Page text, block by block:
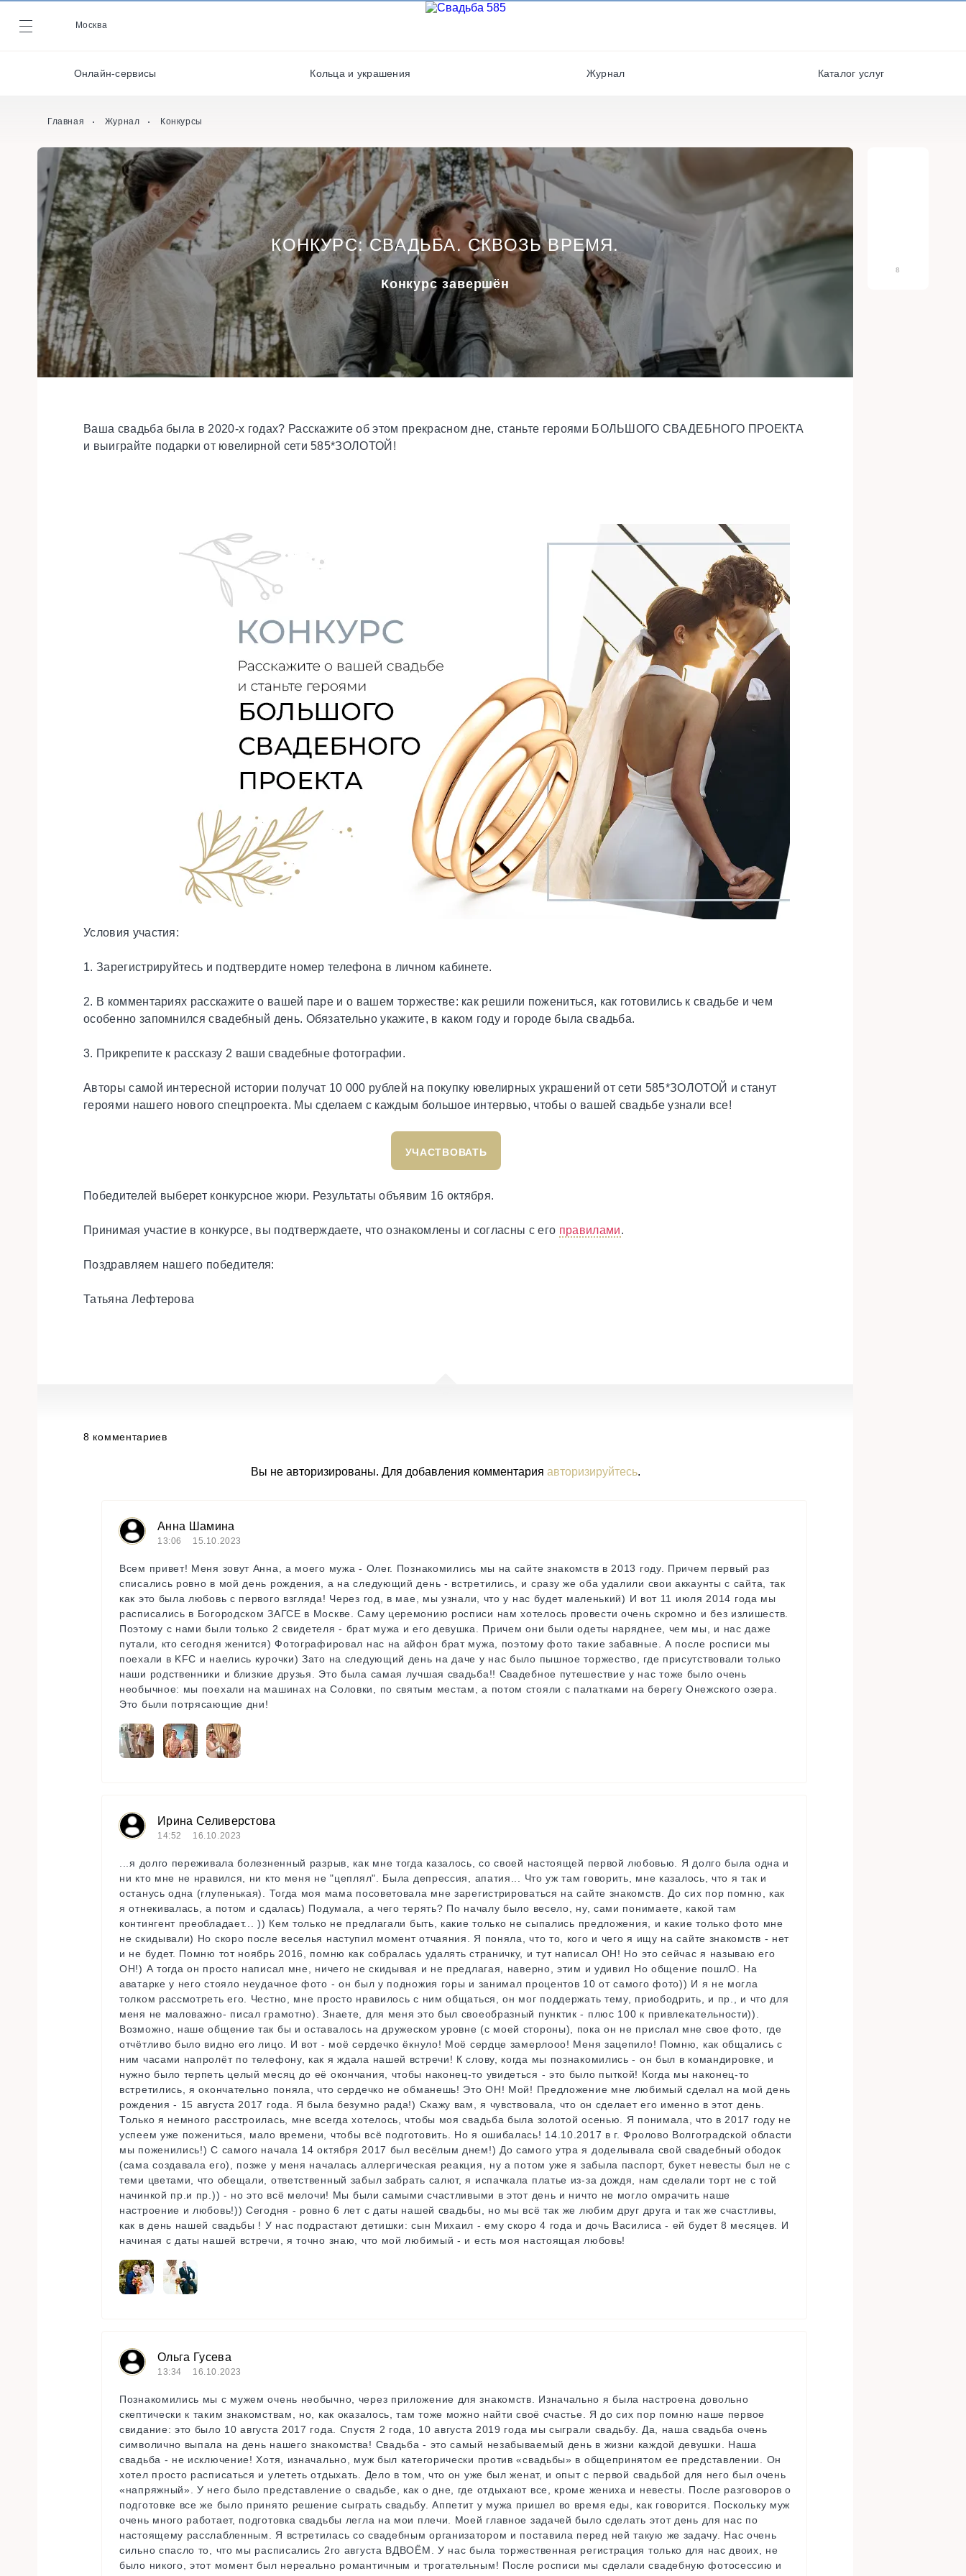
Москва
Онлайн-сервисы Кольца и украшения Журнал Каталог услуг
Журнал
Онлайн-сервисы
Свадебные платья/
Хореографы
Главная Журнал Конкурсы
КОНКУРС: СВАДЬБА. СКВОЗЬ ВРЕМЯ.
Конкурс завершён
Ваша свадьба была в 2020-х годах? Расскажите об этом прекрасном дне, станьте героями БОЛЬШОГО СВАДЕБНОГО ПРОЕКТА
и выиграйте подарки от ювелирной сети 585*ЗОЛОТОЙ!
Условия участия:
1. Зарегистрируйтесь и подтвердите номер телефона в личном кабинете.
2. В комментариях расскажите о вашей паре и о вашем торжестве: как решили пожениться, как готовились к свадьбе и чем
особенно запомнился свадебный день. Обязательно укажите, в каком году и городе была свадьба.
3. Прикрепите к рассказу 2 ваши свадебные фотографии.
Авторы самой интересной истории получат 10 000 рублей на покупку ювелирных украшений от сети 585*ЗОЛОТОЙ и станут
героями нашего нового спецпроекта. Мы сделаем с каждым большое интервью, чтобы о вашей свадьбе узнали все!
УЧАСТВОВАТЬ
Победителей выберет конкурсное жюри. Результаты объявим 16 октября.
Принимая участие в конкурсе, вы подтверждаете, что ознакомлены и согласны с его правилами.
Поздравляем нашего победителя:
Татьяна Лефтерова
8 комментариев
Вы не авторизированы. Для добавления комментария авторизируйтесь.
Анна Шамина
13:06 15.10.2023
Всем привет! Меня зовут Анна, а моего мужа - Олег. Познакомились мы на сайте знакомств в 2013 году. Причем первый раз
списались ровно в мой день рождения, а на следующий день - встретились, и сразу же оба удалили свои аккаунты с сайта, так
как это была любовь с первого взгляда! Через год, в мае, мы узнали, что у нас будет маленький) И вот 11 июля 2014 года мы
расписались в Богородском ЗАГСЕ в Москве. Саму церемонию росписи нам хотелось провести очень скромно и без излишеств.
Поэтому с нами были только 2 свидетеля - брат мужа и его девушка. Причем они были одеты наряднее, чем мы, и нас даже
путали, кто сегодня женится) Фотографировал нас на айфон брат мужа, поэтому фото такие забавные. А после росписи мы
поехали в KFC и наелись курочки) Зато на следующий день на даче у нас было пышное торжество, где присутствовали только
наши родственники и близкие друзья. Это была самая лучшая свадьба!! Свадебное путешествие у нас тоже было очень
необычное: мы поехали на машинах на Соловки, по святым местам, а потом стояли с палатками на берегу Онежского озера.
Это были потрясающие дни!
Ирина Селиверстова
14:52 16.10.2023
...я долго переживала болезненный разрыв, как мне тогда казалось, со своей настоящей первой любовью. Я долго была одна и
ни кто мне не нравился, ни кто меня не "цеплял". Была депрессия, апатия... Что уж там говорить, мне казалось, что я так и
останусь одна (глупенькая). Тогда моя мама посоветовала мне зарегистрироваться на сайте знакомств. До сих пор помню, как
я отнекивалась, а потом и сдалась) Подумала, а чего терять? По началу было весело, ну, сами понимаете, какой там
контингент преобладает... )) Кем только не предлагали быть, какие только не сыпались предложения, и какие только фото мне
не скидывали) Но скоро после веселья наступил момент отчаяния. Я поняла, что то, кого и чего я ищу на сайте знакомств - нет
и не будет. Помню тот ноябрь 2016, помню как собралась удалять страничку, и тут написал ОН! Но это сейчас я называю его
ОН!) А тогда он просто написал мне, ничего не скидывая и не предлагая, наверно, этим и удивил Но общение пошлО. На
аватарке у него стояло неудачное фото - он был у подножия горы и занимал процентов 10 от самого фото)) И я не могла
толком рассмотреть его. Честно, мне просто нравилось с ним общаться, он мог поддержать тему, приободрить, и пр., и что для
меня не маловажно- писал грамотно). Знаете, для меня это был своеобразный пунктик - плюс 100 к привлекательности)).
Возможно, наше общение так бы и оставалось на дружеском уровне (с моей стороны), пока он не прислал мне свое фото, где
отчётливо было видно его лицо. И вот - моё сердечко ёкнуло! Моё сердце замерлооо! Меня зацепило! Помню, как общались с
ним часами напролёт по телефону, как я ждала нашей встречи! К слову, когда мы познакомились - он был в командировке, и
нужно было терпеть целый месяц до её окончания, чтобы наконец-то увидеться - это было пыткой! Когда мы наконец-то
встретились, я окончательно поняла, что сердечко не обманешь! Это ОН! Мой! Предложение мне любимый сделал на мой день
рождения - 15 августа 2017 года. Я была безумно рада!) Скажу вам, я чувствовала, что он сделает его именно в этот день.
Только я немного расстроилась, мне всегда хотелось, чтобы моя свадьба была золотой осенью. Я понимала, что в 2017 году не
успеем уже пожениться, мало времени, чтобы всё подготовить. Но я ошибалась! 14.10.2017 в г. Фролово Волгоградской области
мы поженились!) С самого начала 14 октября 2017 был весёлым днем!) До самого утра я доделывала свой свадебный ободок
(сама создавала его), позже у меня началась аллергическая реакция, ну а потом уже я забыла паспорт, букет невесты был не с
теми цветами, что обещали, ответственный забыл забрать салют, я испачкала платье из-за дождя, нам сделали торт не с той
начинкой пр.и пр.)) - но это всё мелочи! Мы были самыми счастливыми в этот день и ничто не могло омрачить наше
настроение и любовь!)) Сегодня - ровно 6 лет с даты нашей свадьбы, но мы всё так же любим друг друга и так же счастливы,
как в день нашей свадьбы ! У нас подрастают детишки: сын Михаил - ему скоро 4 года и дочь Василиса - ей будет 8 месяцев. И
начиная с даты нашей встречи, я точно знаю, что мой любимый - и есть моя настоящая любовь!
Ольга Гусева
13:34 16.10.2023
Познакомились мы с мужем очень необычно, через приложение для знакомств. Изначально я была настроена довольно
скептически к таким знакомствам, но, как оказалось, там тоже можно найти своё счастье. Я до сих пор помню наше первое
свидание: это было 10 августа 2017 года. Спустя 2 года, 10 августа 2019 года мы сыграли свадьбу. Да, наша свадьба очень
символично выпала на день нашего знакомства! Свадьба - это самый незабываемый день в жизни каждой девушки. Наша
свадьба - не исключение! Хотя, изначально, муж был категорически против «свадьбы» в общепринятом ее представлении. Он
хотел просто расписаться и улететь отдыхать. Дело в том, что он уже был женат, и опыт с первой свадьбой для него был очень
«напряжный». У него было представление о свадьбе, как о дне, где отдыхают все, кроме жениха и невесты. После разговоров о
подготовке все же было принято решение сыграть свадьбу. Аппетит у мужа пришел во время еды, как говорится. Поскольку муж
очень много работает, подготовка свадьбы легла на мои плечи. Моей главное задачей было сделать этот день для нас по
настоящему расслабленным. Я встретилась со свадебным организатором и поставила перед ней такую же задачу. Нас очень
сильно спасло то, что мы расписались 2го августа ВДВОЁМ. У нас была торжественная регистрация только для нас двоих, не
было никого, этот момент был нереально романтичным и трогательным! После росписи мы сделали свадебную фотосессию и
8